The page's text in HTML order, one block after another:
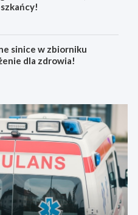
sinice w zbiorniku
dla zdrowia!